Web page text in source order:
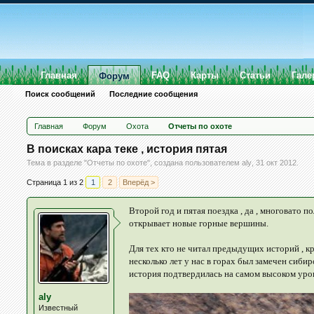
Главная Форум Охота Отчеты по охоте
В поисках кара теке , история пятая
Тема в разделе "Отчеты по охоте", создана пользователемaly,31 окт 2012.
Страница 1 из 2 1 2 Вперёд >
aly
Известный
Второй год и пятая поездка , да , многовато
открывает новые горные вершины.
Для тех кто не читал предыдущих историй ,
несколько лет у нас в горах был замечен
история подтвердилась на самом высоком
Главная Форум
Поиск сообщений Последние сообщения
FAQ Карты Статьи